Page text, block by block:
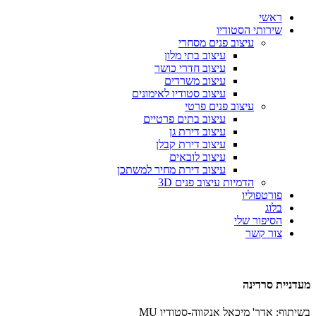
ראשי
שירותי הסטודיו
עיצוב פנים מסחרי
עיצוב בתי מלון
עיצוב חדרי כושר
עיצוב משרדים
עיצוב סטודיו לאימונים
עיצוב פנים פרטי
עיצוב בתים פרטיים
עיצוב דירת גן
עיצוב דירת קבלן
עיצוב לובאים
עיצוב דירת מחיר למשתכן
הדמיות עיצוב פנים 3D
פורטפוליו
בלוג
הסיפור שלי
צור קשר
מעדניית סרדינה
בשיתוף: אדר' מיכאל אנקווה-סטודיו MU